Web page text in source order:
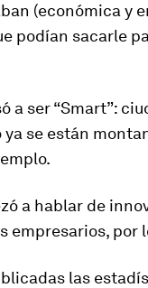
(económica y
podían sacarle
a ser “Smart”:
se están
a hablar de
por
las